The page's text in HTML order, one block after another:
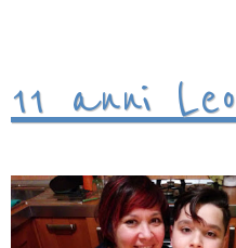
11 anni Leo